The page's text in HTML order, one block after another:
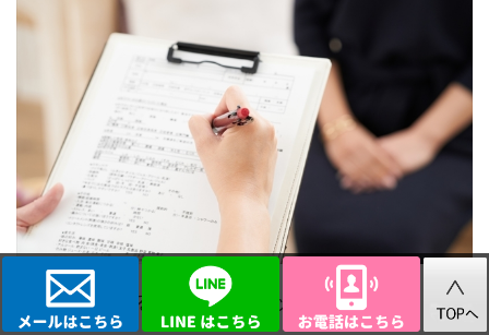
入会率を上げることが売上アップの近道です。